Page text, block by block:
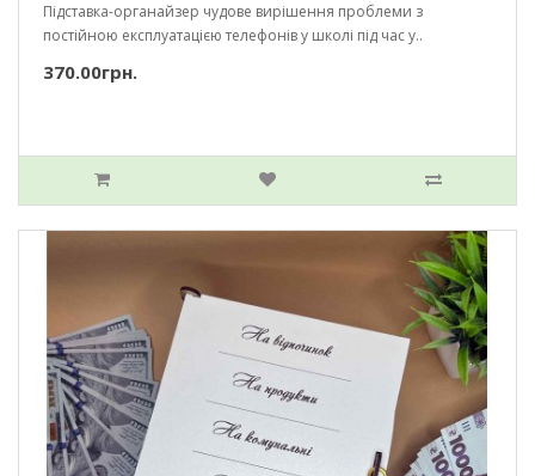
Підставка-органайзер чудове вирішення проблеми з
постійною експлуатацією телефонів у школі під час у..
370.00грн.